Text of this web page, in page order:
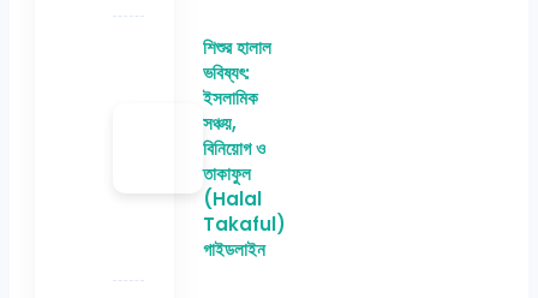
শিশুর হালাল
ভবিষ্যৎ:
ইসলামিক
সঞ্চয়,
বিনিয়োগ ও
তাকাফুল
(Halal
Takaful)
গাইডলাইন